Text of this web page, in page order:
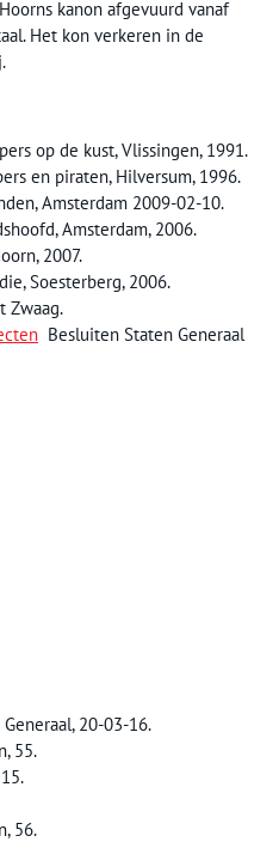
kanon afgevuurd vanaf
Het kon verkeren in de
op de kust, Vlissingen, 1991.
en piraten, Hilversum, 1996.
Amsterdam 2009-02-10.
Amsterdam, 2006.
2007.
Soesterberg, 2006.
Zwaag.
Besluiten Staten Generaal
20-03-16.
55.
56.